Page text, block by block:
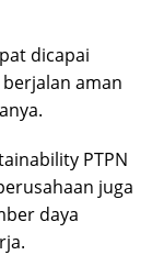
dicapai
aman
PTPN
juga
daya